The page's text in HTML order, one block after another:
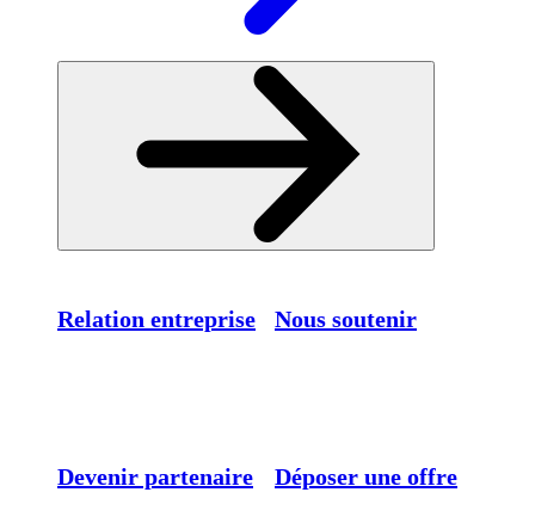
Relation entreprise Nous soutenir
Devenir partenaire Déposer une offre